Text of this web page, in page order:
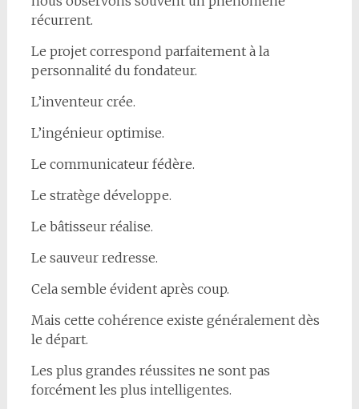
récurrent.
Le projet correspond parfaitement à la
personnalité du fondateur.
L’inventeur crée.
L’ingénieur optimise.
Le communicateur fédère.
Le stratège développe.
Le bâtisseur réalise.
Le sauveur redresse.
Cela semble évident après coup.
Mais cette cohérence existe généralement dès
le départ.
Les plus grandes réussites ne sont pas
forcément les plus intelligentes.